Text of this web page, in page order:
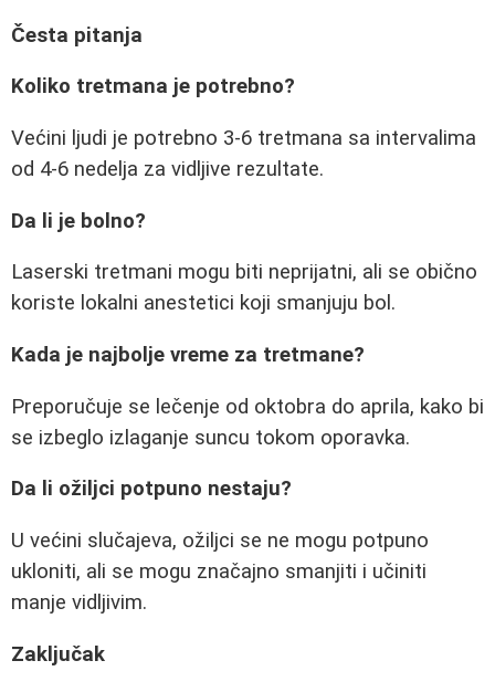
Česta pitanja
Koliko tretmana je potrebno?
Većini ljudi je potrebno 3-6 tretmana sa intervalima
od 4-6 nedelja za vidljive rezultate.
Da li je bolno?
Laserski tretmani mogu biti neprijatni, ali se obično
koriste lokalni anestetici koji smanjuju bol.
Kada je najbolje vreme za tretmane?
Preporučuje se lečenje od oktobra do aprila, kako bi
se izbeglo izlaganje suncu tokom oporavka.
Da li ožiljci potpuno nestaju?
U većini slučajeva, ožiljci se ne mogu potpuno
ukloniti, ali se mogu značajno smanjiti i učiniti
manje vidljivim.
Zaključak